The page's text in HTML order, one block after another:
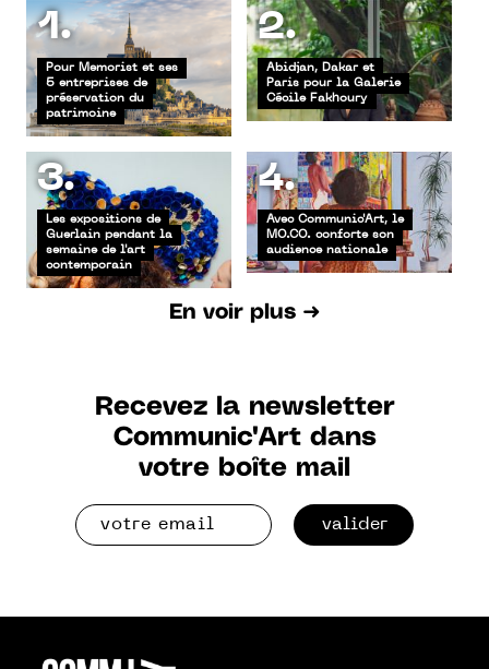
1.
Pour Memorist et ses
5 entreprises de
préservation du
patrimoine
2.
Abidjan, Dakar et
Paris pour la Galerie
Cécile Fakhoury
3.
Les expositions de
Guerlain pendant la
semaine de l'art
contemporain
4.
Avec Communic'Art, le
MO.CO. conforte son
audience nationale
En voir plus ➜
Recevez la newsletter
Communic'Art dans
votre boîte mail
valider